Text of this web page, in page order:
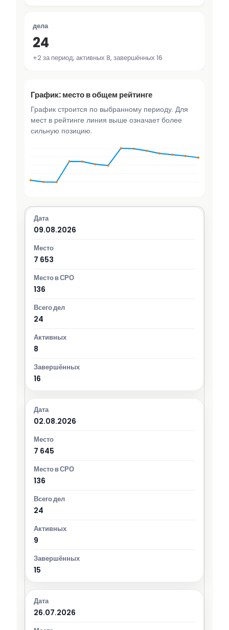
дела
24
+2 за период; активных 8, завершённых 16
График: место в общем рейтинге
График строится по выбранному периоду. Для
мест в рейтинге линия выше означает более
сильную позицию.
09.08.2026
7 653
136
24
8
16
02.08.2026
7 645
136
24
9
15
26.07.2026